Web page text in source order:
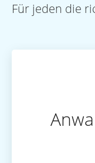
Für jeden die